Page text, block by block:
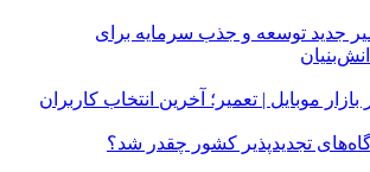
جدید توسعه و جذب سرمایه برای
موبایل | تعمیر؛ آخرین انتخاب کاربران
تجدیدپذیر کشور چقدر شد؟